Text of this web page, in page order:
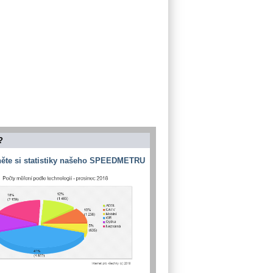
si statistiky našeho SPEEDMETRU